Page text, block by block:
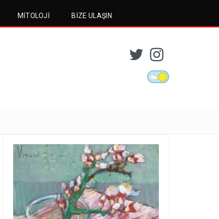
MITOLOJI BIZE ULAŞIN